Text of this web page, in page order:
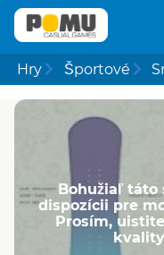
Hry Športové
Bohužiaľ táto
dispozícii pre
Prosím,